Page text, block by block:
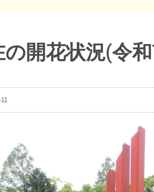
の開花状況(令